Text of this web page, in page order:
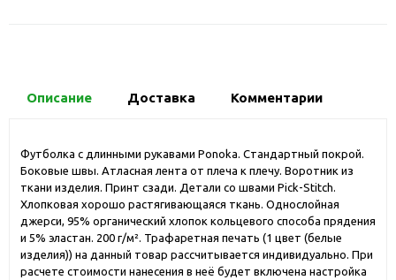
Описание Доставка Комментарии
Футболка с длинными рукавами Ponoka. Стандартный покрой.
Боковые швы. Атласная лента от плеча к плечу. Воротник из
ткани изделия. Принт сзади. Детали со швами Pick-Stitch.
Хлопковая хорошо растягивающаяся ткань. Однослойная
джерси, 95% органический хлопок кольцевого способа прядения
и 5% эластан. 200 г/м². Трафаретная печать (1 цвет (белые
изделия)) на данный товар рассчитывается индивидуально. При
расчете стоимости нанесения в неё будет включена настройка